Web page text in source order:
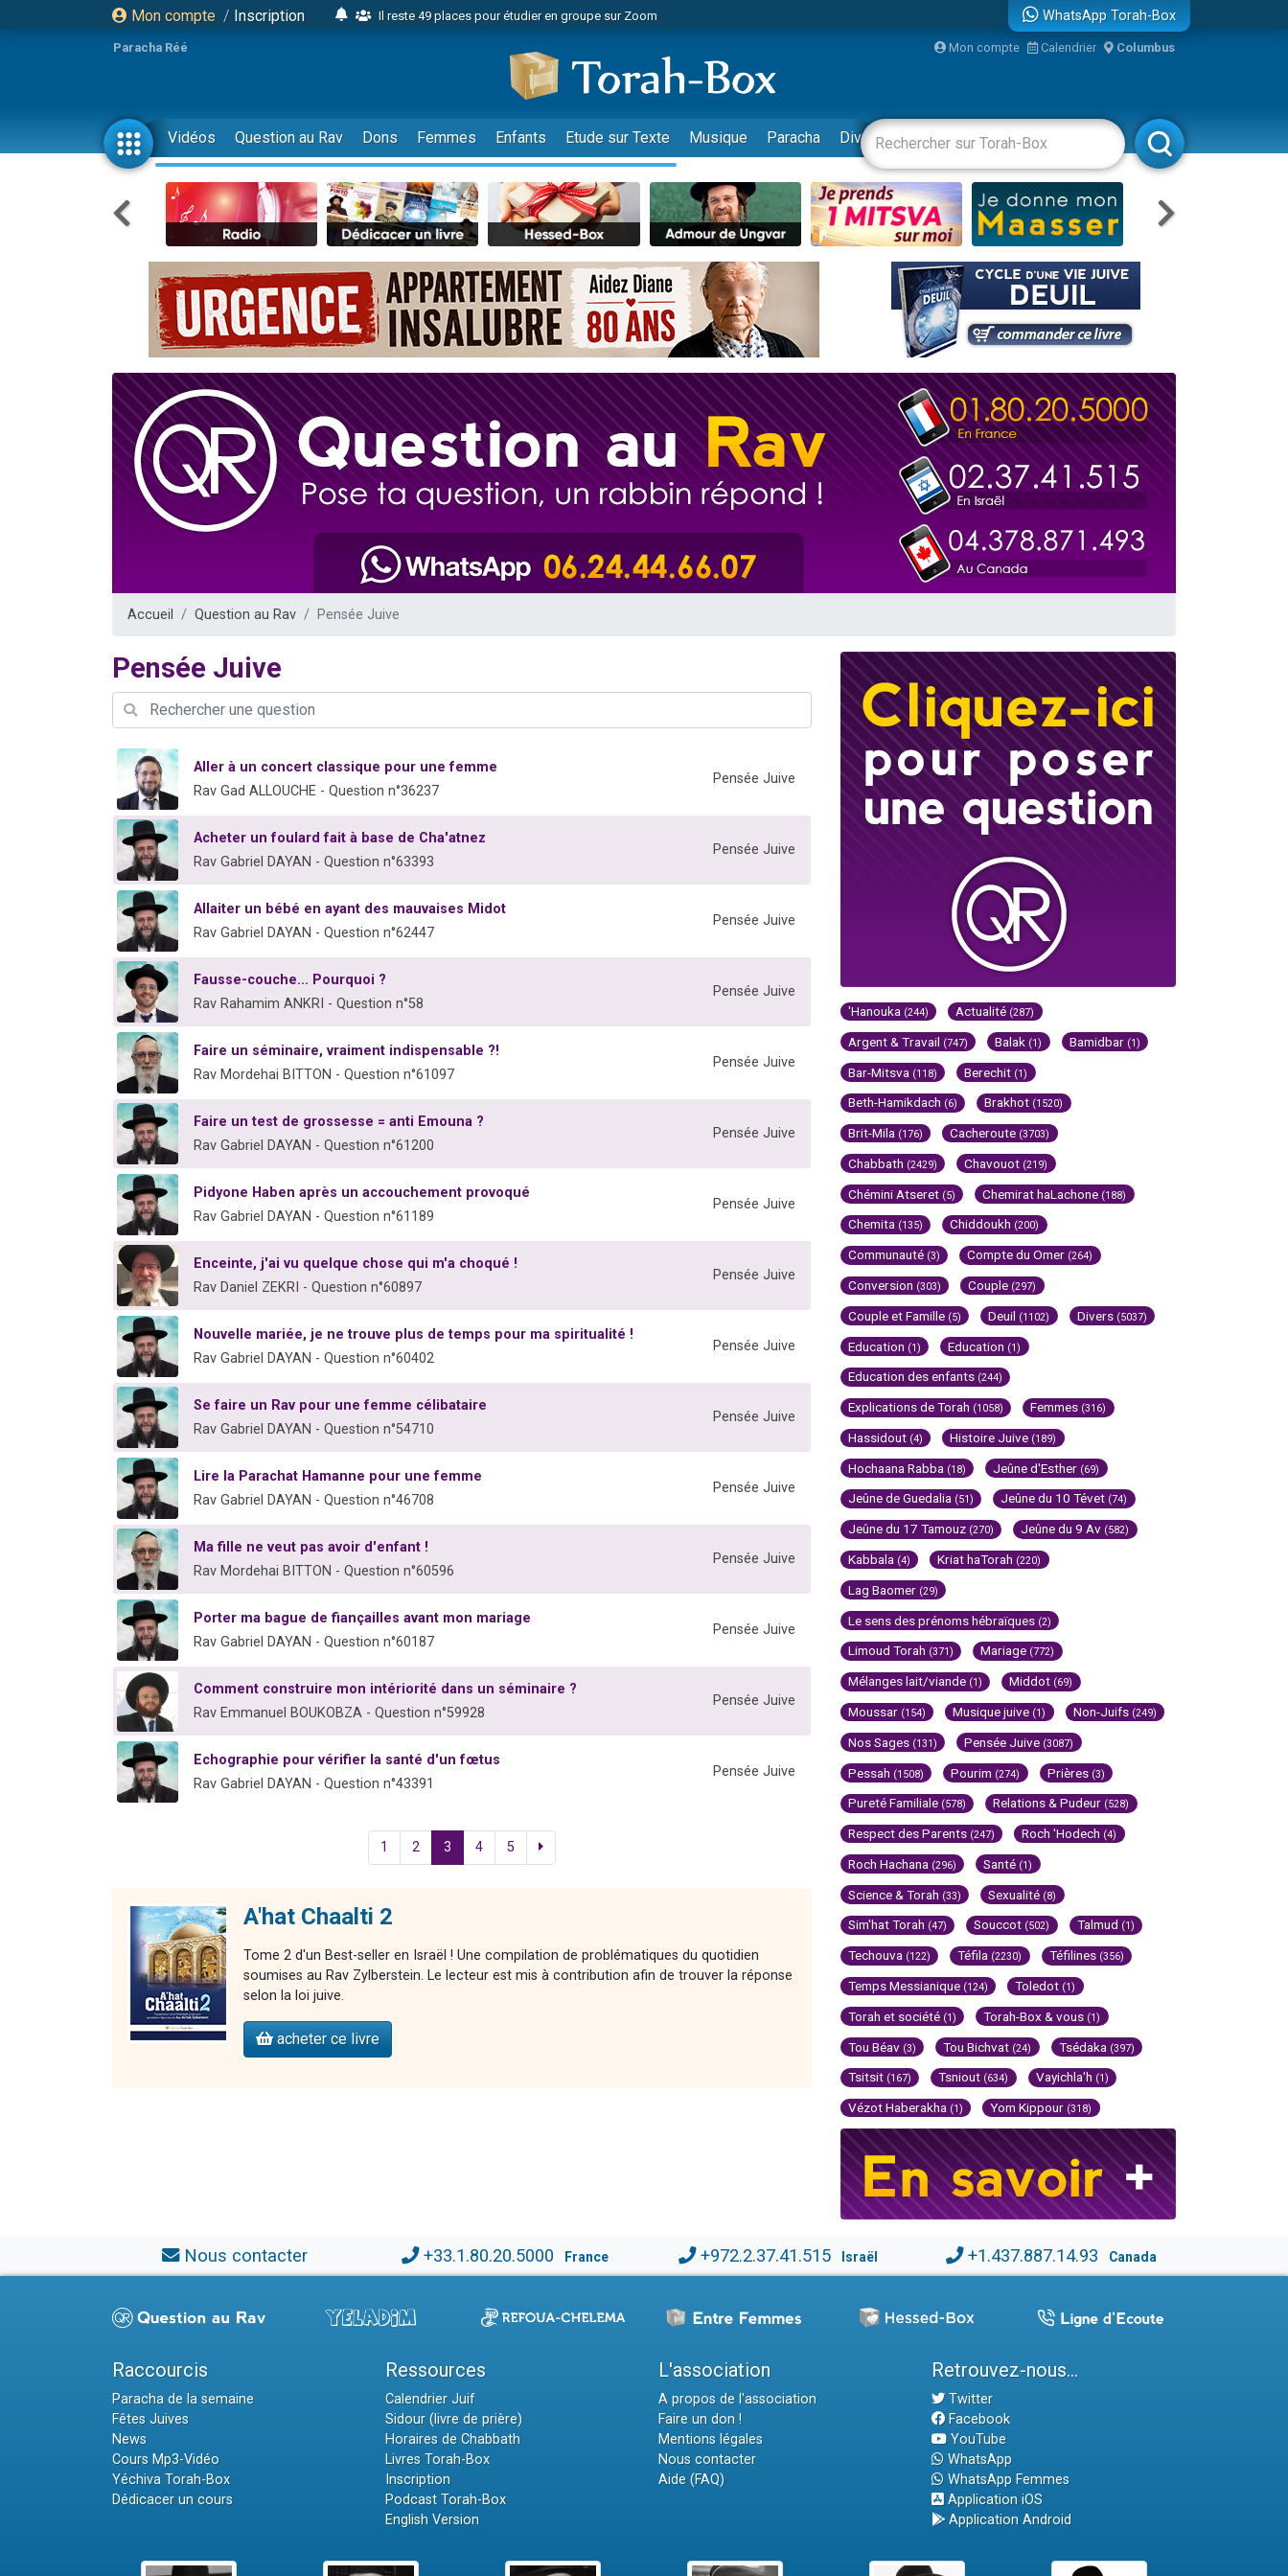
Mon compte / Inscription
Il reste 49 places pour étudier en groupe sur Zoom
2 personnes viennent de nous rejoindre sur WhatsApp
6 personnes viennent de nous rejoindre sur WhatsApp
4 personnes viennent de faire un don pour Reloger Rivka, 6 enfants, victime de violences...
2 personnes viennent de faire un don pour 1 Journée de Vacances Pour les Enfants
17 personnes viennent de demander une bénédiction
4 personnes viennent de nous rejoindre sur WhatsApp
Il reste 49 places pour étudier en groupe sur Zoom
Eva vient de donner son Maasser
4 personnes viennent de nous rejoindre sur WhatsApp
3 personnes viennent de nous rejoindre sur WhatsApp
Odaya vient de donner son Maasser
3 personnes viennent de faire un don pour 5 jours de vacances aux Orphelins
2 personnes viennent de nous rejoindre sur WhatsApp
13 personnes viennent de demander une bénédiction
Il reste 49 places pour étudier en groupe sur Zoom
12 nouvelles musiques dans Torah-Box Music
29 personnes viennent de demander une bénédiction
WhatsApp Torah-Box
Paracha Réé Mon compte Calendrier Columbus
Vidéos Question au Rav Dons Femmes Enfants Etude sur Texte Musique Paracha Divertissements Livres Rabbanim
Accueil Question au Rav Pensée Juive
Pensée Juive
Aller à un concert classique pour une femme
Rav Gad ALLOUCHE - Question n°36237
Pensée Juive
Acheter un foulard fait à base de Cha'atnez
Rav Gabriel DAYAN - Question n°63393
Pensée Juive
Allaiter un bébé en ayant des mauvaises Midot
Rav Gabriel DAYAN - Question n°62447
Pensée Juive
Fausse-couche... Pourquoi ?
Rav Rahamim ANKRI - Question n°58
Pensée Juive
Faire un séminaire, vraiment indispensable ?!
Rav Mordehai BITTON - Question n°61097
Pensée Juive
Faire un test de grossesse = anti Emouna ?
Rav Gabriel DAYAN - Question n°61200
Pensée Juive
Pidyone Haben après un accouchement provoqué
Rav Gabriel DAYAN - Question n°61189
Pensée Juive
Enceinte, j'ai vu quelque chose qui m'a choqué !
Rav Daniel ZEKRI - Question n°60897
Pensée Juive
Nouvelle mariée, je ne trouve plus de temps pour ma spiritualité !
Rav Gabriel DAYAN - Question n°60402
Pensée Juive
Se faire un Rav pour une femme célibataire
Rav Gabriel DAYAN - Question n°54710
Pensée Juive
Lire la Parachat Hamanne pour une femme
Rav Gabriel DAYAN - Question n°46708
Pensée Juive
Ma fille ne veut pas avoir d'enfant !
Rav Mordehai BITTON - Question n°60596
Pensée Juive
Porter ma bague de fiançailles avant mon mariage
Rav Gabriel DAYAN - Question n°60187
Pensée Juive
Comment construire mon intériorité dans un séminaire ?
Rav Emmanuel BOUKOBZA - Question n°59928
Pensée Juive
Echographie pour vérifier la santé d'un fœtus
Rav Gabriel DAYAN - Question n°43391
Pensée Juive
1 2 3 4 5
A'hat Chaalti 2
Tome 2 d'un Best-seller en Israël ! Une compilation de problématiques du quotidien
soumises au Rav Zylberstein. Le lecteur est mis à contribution afin de trouver la réponse
selon la loi juive.
acheter ce livre
'Hanouka (244) Actualité (287)
Argent & Travail (747) Balak (1) Bamidbar (1)
Bar-Mitsva (118) Berechit (1)
Beth-Hamikdach (6) Brakhot (1520)
Brit-Mila (176) Cacheroute (3703)
Chabbath (2429) Chavouot (219)
Chémini Atseret (5) Chemirat haLachone (188)
Chemita (135) Chiddoukh (200)
Communauté (3) Compte du Omer (264)
Conversion (303) Couple (297)
Couple et Famille (5) Deuil (1102) Divers (5037)
Education (1) Education (1)
Education des enfants (244)
Explications de Torah (1058) Femmes (316)
Hassidout (4) Histoire Juive (189)
Hochaana Rabba (18) Jeûne d'Esther (69)
Jeûne de Guedalia (51) Jeûne du 10 Tévet (74)
Jeûne du 17 Tamouz (270) Jeûne du 9 Av (582)
Kabbala (4) Kriat haTorah (220)
Lag Baomer (29)
Le sens des prénoms hébraïques (2)
Limoud Torah (371) Mariage (772)
Mélanges lait/viande (1) Middot (69)
Moussar (154) Musique juive (1) Non-Juifs (249)
Nos Sages (131) Pensée Juive (3087)
Pessah (1508) Pourim (274) Prières (3)
Pureté Familiale (578) Relations & Pudeur (528)
Respect des Parents (247) Roch 'Hodech (4)
Roch Hachana (296) Santé (1)
Science & Torah (33) Sexualité (8)
Sim'hat Torah (47) Souccot (502) Talmud (1)
Techouva (122) Téfila (2230) Téfilines (356)
Temps Messianique (124) Toledot (1)
Torah et société (1) Torah-Box & vous (1)
Tou Béav (3) Tou Bichvat (24) Tsédaka (397)
Tsitsit (167) Tsniout (634) Vayichla'h (1)
Vézot Haberakha (1) Yom Kippour (318)
Nous contacter +33.1.80.20.5000 France +972.2.37.41.515 Israël +1.437.887.14.93 Canada
Raccourcis
Paracha de la semaine
Fêtes Juives
News
Cours Mp3-Vidéo
Yéchiva Torah-Box
Dédicacer un cours
Ressources
Calendrier Juif
Sidour (livre de prière)
Horaires de Chabbath
Livres Torah-Box
Inscription
Podcast Torah-Box
English Version
L'association
A propos de l'association
Faire un don !
Mentions légales
Nous contacter
Aide (FAQ)
Retrouvez-nous...
Twitter
Facebook
YouTube
WhatsApp
WhatsApp Femmes
Application iOS
Application Android